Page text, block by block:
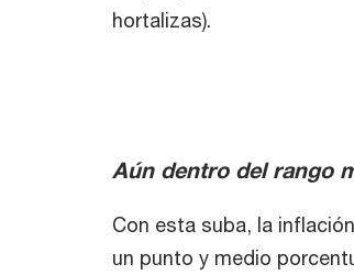
hortalizas).
Aún dentro del rango
Con esta suba, la
un punto y medio